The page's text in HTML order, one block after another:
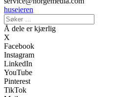
huseieren
Å dele er kjærlig
X
Facebook
Instagram
LinkedIn
YouTube
Pinterest
TikTok